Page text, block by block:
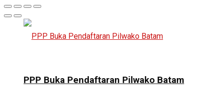
PPP Buka Pendaftaran Pilwako Batam